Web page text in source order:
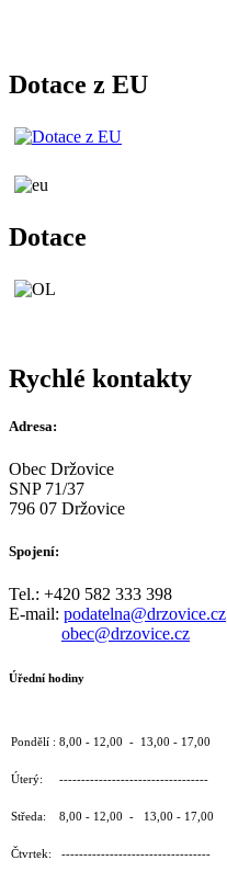
Dotace z EU
Dotace
Rychlé kontakty
Adresa:
Obec Držovice
SNP 71/37
796 07 Držovice
Spojení:
Tel.: +420 582 333 398
E-mail: podatelna@drzovice.cz
obec@drzovice.cz
Úřední hodiny
Pondělí : 8,00 - 12,00 - 13,00 - 17,00
Úterý: ----------------------------------
Středa: 8,00 - 12,00 - 13,00 - 17,00
Čtvrtek: ----------------------------------